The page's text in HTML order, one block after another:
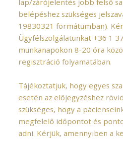
belépéshez szükséges
19830321 formátumban).
Ügyfélszolgálatunkat +36 1
munkanapokon 8-20 óra
regisztráció folyamatában.
Tájékoztatjuk, hogy egyes
esetén az előjegyzéshez
szükséges, hogy a
megfelelő időpontot és
adni. Kérjük, amennyiben a